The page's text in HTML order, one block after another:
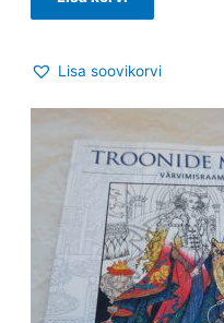
Lisa soovikorvi